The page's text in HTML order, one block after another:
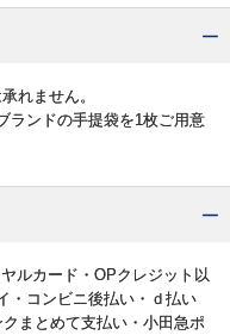
れません。
ランドの手提袋を1枚ご用意
ルカード・OPクレジット以
・コンビニ後払い・ｄ払い
クまとめて支払い・小田急ポ